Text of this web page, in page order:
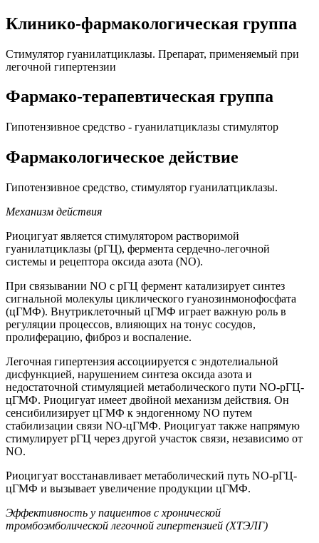
Клинико-фармакологическая группа
Стимулятор гуанилатциклазы. Препарат, применяемый при
легочной гипертензии
Фармако-терапевтическая группа
Гипотензивное средство - гуанилатциклазы стимулятор
Фармакологическое действие
Гипотензивное средство, стимулятор гуанилатциклазы.
Механизм действия
Риоцигуат является стимулятором растворимой
гуанилатциклазы (рГЦ), фермента сердечно-легочной
системы и рецептора оксида азота (NO).
При связывании NO с рГЦ фермент катализирует синтез
сигнальной молекулы циклического гуанозинмонофосфата
(цГМФ). Внутриклеточный цГМФ играет важную роль в
регуляции процессов, влияющих на тонус сосудов,
пролиферацию, фиброз и воспаление.
Легочная гипертензия ассоциируется с эндотелиальной
дисфункцией, нарушением синтеза оксида азота и
недостаточной стимуляцией метаболического пути NO-рГЦ-
цГМФ. Риоцигуат имеет двойной механизм действия. Он
сенсибилизирует цГМФ к эндогенному NO путем
стабилизации связи NO-цГМФ. Риоцигуат также напрямую
стимулирует рГЦ через другой участок связи, независимо от
NO.
Риоцигуат восстанавливает метаболический путь NO-рГЦ-
цГМФ и вызывает увеличение продукции цГМФ.
Эффективность у пациентов с хронической
тромбоэмболической легочной гипертензией (ХТЭЛГ)